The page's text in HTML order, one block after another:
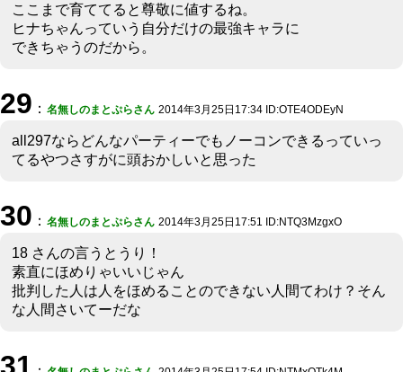
ここまで育ててると尊敬に値するね。
ヒナちゃんっていう自分だけの最強キャラに
できちゃうのだから。
29 ： 名無しのまとぷらさん 2014年3月25日17:34 ID:OTE4ODEyN
all297ならどんなパーティーでもノーコンできるっていっ
てるやつさすがに頭おかしいと思った
30 ： 名無しのまとぷらさん 2014年3月25日17:51 ID:NTQ3MzgxO
18 さんの言うとうり！
素直にほめりゃいいじゃん
批判した人は人をほめることのできない人間てわけ？そん
な人間さいてーだな